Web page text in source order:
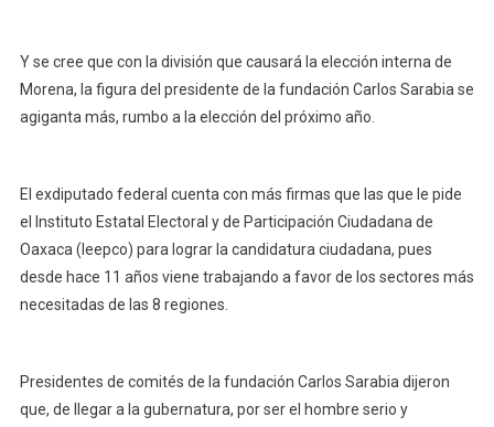
En
Oaxaca
Y se cree que con la división que causará la elección interna de
Morena, la figura del presidente de la fundación Carlos Sarabia se
agiganta más, rumbo a la elección del próximo año.
El exdiputado federal cuenta con más firmas que las que le pide
el Instituto Estatal Electoral y de Participación Ciudadana de
Oaxaca (Ieepco) para lograr la candidatura ciudadana, pues
desde hace 11 años viene trabajando a favor de los sectores más
necesitadas de las 8 regiones.
Presidentes de comités de la fundación Carlos Sarabia dijeron
que, de llegar a la gubernatura, por ser el hombre serio y